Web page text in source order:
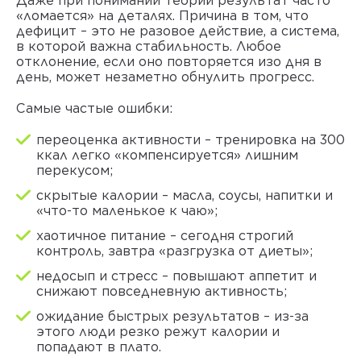
«ломается» на деталях. Причина в том, что
дефицит – это не разовое действие, а система,
в которой важна стабильность. Любое
отклонение, если оно повторяется изо дня в
день, может незаметно обнулить прогресс.
Самые частые ошибки:
переоценка активности – тренировка на 300
ккал легко «компенсируется» лишним
перекусом;
скрытые калории – масла, соусы, напитки и
«что-то маленькое к чаю»;
хаотичное питание – сегодня строгий
контроль, завтра «разгрузка от диеты»;
недосып и стресс – повышают аппетит и
снижают повседневную активность;
ожидание быстрых результатов – из-за
этого люди резко режут калории и
попадают в плато.